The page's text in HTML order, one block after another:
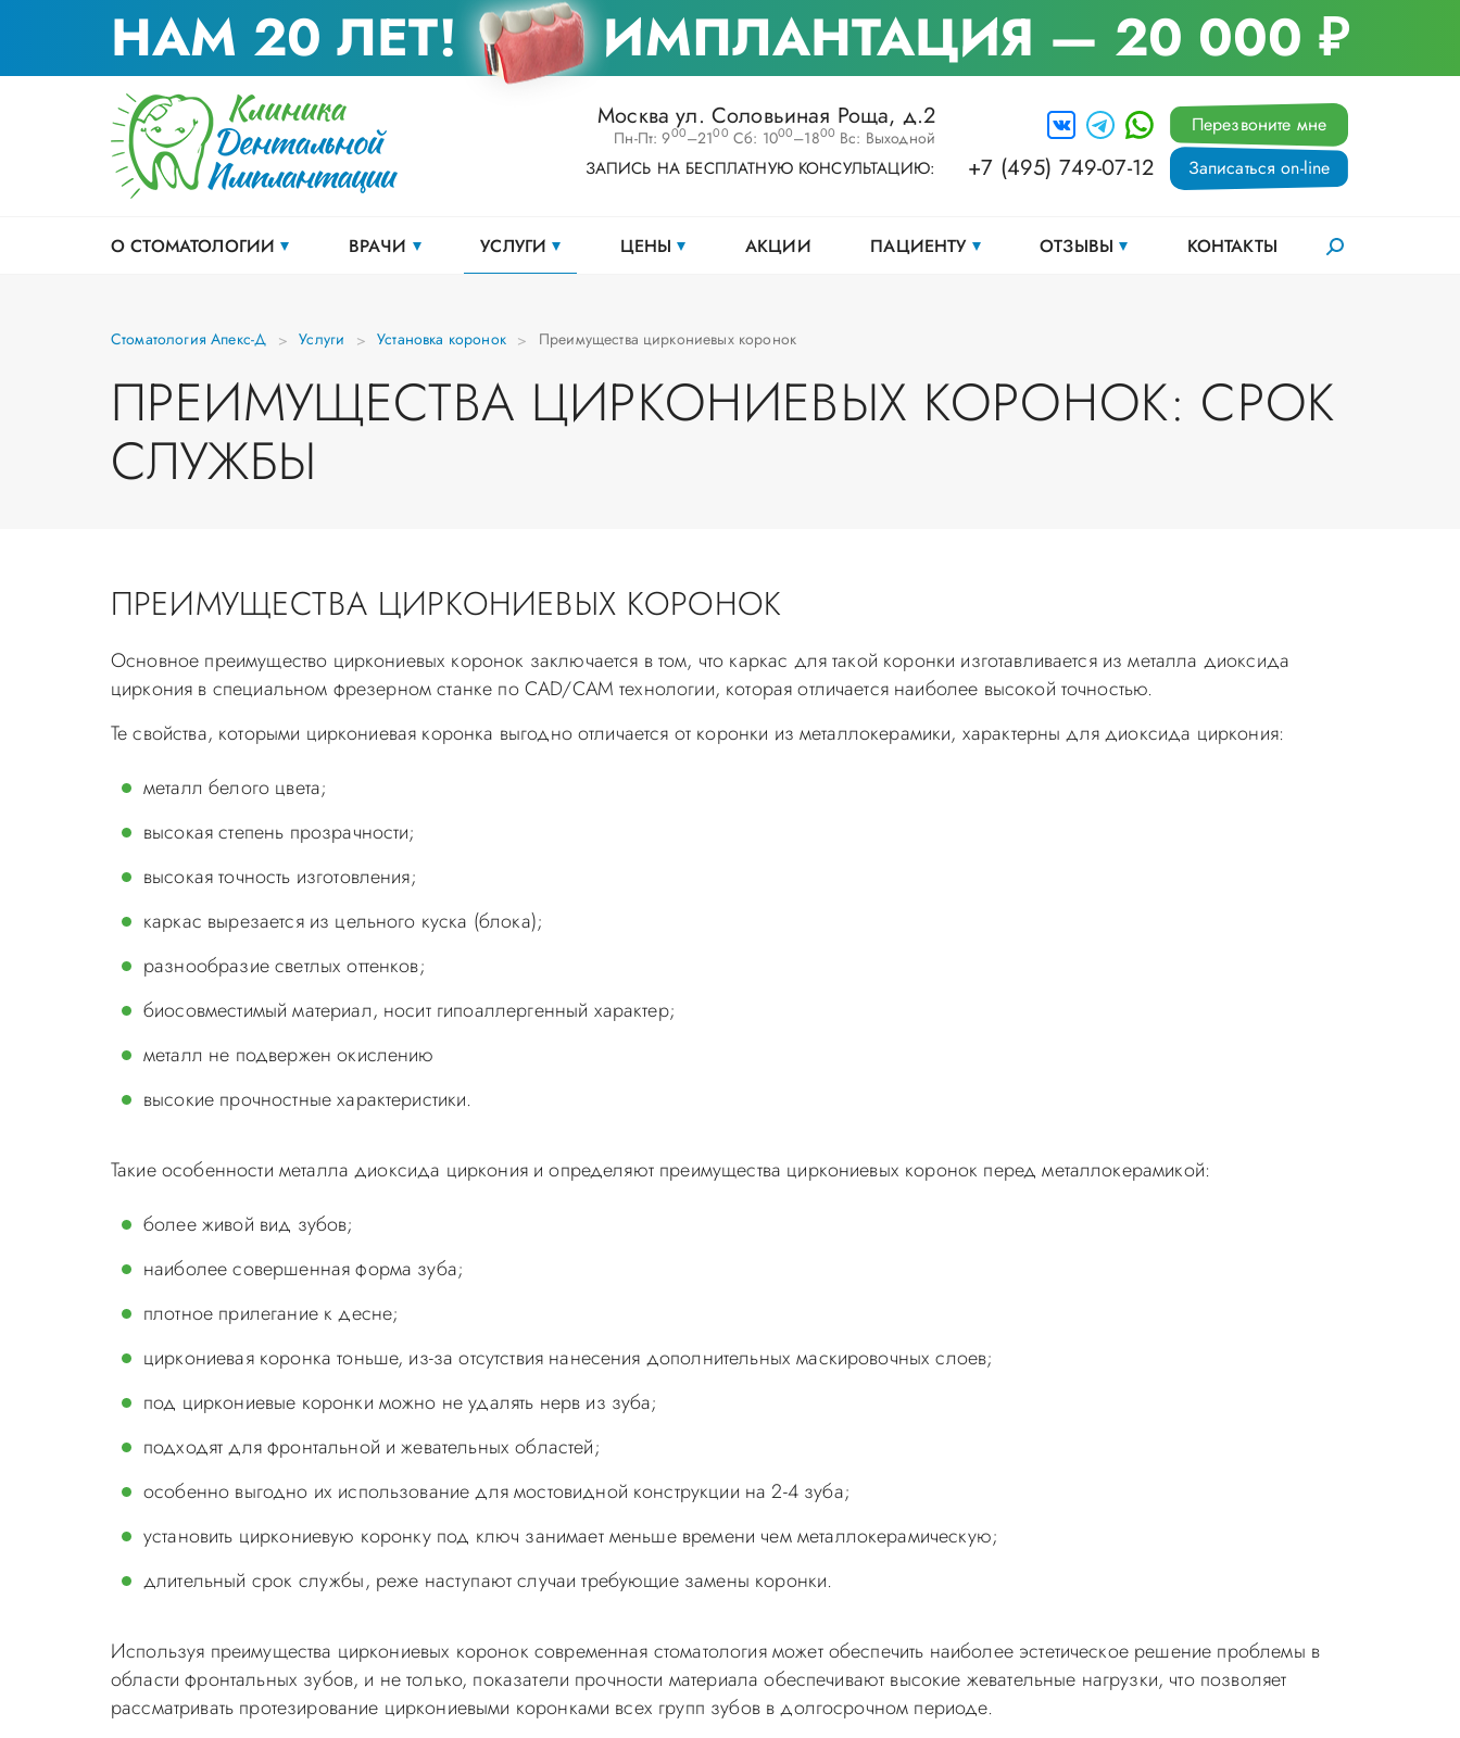
НАМ 20 ЛЕТ! ИМПЛАНТАЦИЯ — 20 000 ₽
Москва ул. Соловьиная Роща, д.2
Пн-Пт: 900–2100 Сб: 1000–1800 Вс: Выходной
ЗАПИСЬ НА БЕСПЛАТНУЮ КОНСУЛЬТАЦИЮ: +7 (495) 749-07-12
Перезвоните мне
Записаться on-line
О СТОМАТОЛОГИИ ВРАЧИ УСЛУГИ ЦЕНЫ АКЦИИ ПАЦИЕНТУ ОТЗЫВЫ КОНТАКТЫ
Стоматология Апекс-Д Услуги Установка коронок Преимущества циркониевых коронок
ПРЕИМУЩЕСТВА ЦИРКОНИЕВЫХ КОРОНОК: СРОК
СЛУЖБЫ
ПРЕИМУЩЕСТВА ЦИРКОНИЕВЫХ КОРОНОК
Основное преимущество циркониевых коронок заключается в том, что каркас для такой коронки изготавливается из металла диоксида
циркония в специальном фрезерном станке по CAD/CAM технологии, которая отличается наиболее высокой точностью.
Те свойства, которыми циркониевая коронка выгодно отличается от коронки из металлокерамики, характерны для диоксида циркония:
металл белого цвета;
высокая степень прозрачности;
высокая точность изготовления;
каркас вырезается из цельного куска (блока);
разнообразие светлых оттенков;
биосовместимый материал, носит гипоаллергенный характер;
металл не подвержен окислению
высокие прочностные характеристики.
Такие особенности металла диоксида циркония и определяют преимущества циркониевых коронок перед металлокерамикой:
более живой вид зубов;
наиболее совершенная форма зуба;
плотное прилегание к десне;
циркониевая коронка тоньше, из-за отсутствия нанесения дополнительных маскировочных слоев;
под циркониевые коронки можно не удалять нерв из зуба;
подходят для фронтальной и жевательных областей;
особенно выгодно их использование для мостовидной конструкции на 2-4 зуба;
установить циркониевую коронку под ключ занимает меньше времени чем металлокерамическую;
длительный срок службы, реже наступают случаи требующие замены коронки.
Используя преимущества циркониевых коронок современная стоматология может обеспечить наиболее эстетическое решение проблемы в
области фронтальных зубов, и не только, показатели прочности материала обеспечивают высокие жевательные нагрузки, что позволяет
рассматривать протезирование циркониевыми коронками всех групп зубов в долгосрочном периоде.